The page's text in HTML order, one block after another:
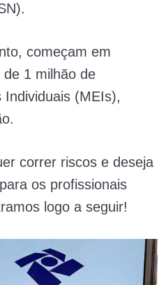
começam em
1 milhão de
(MEIs),
correr riscos e deseja
os profissionais
logo a seguir!